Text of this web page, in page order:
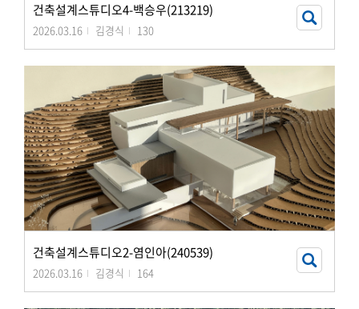
건축설계스튜디오4-백승우(213219)
2026.03.16 김경식 130
건축설계스튜디오2-염인아(240539)
2026.03.16 김경식 164